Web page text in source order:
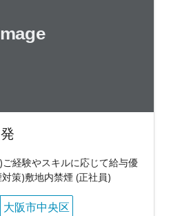
経験やスキルに応じて給与優
策)敷地内禁煙 (正社員)
大阪市中央区